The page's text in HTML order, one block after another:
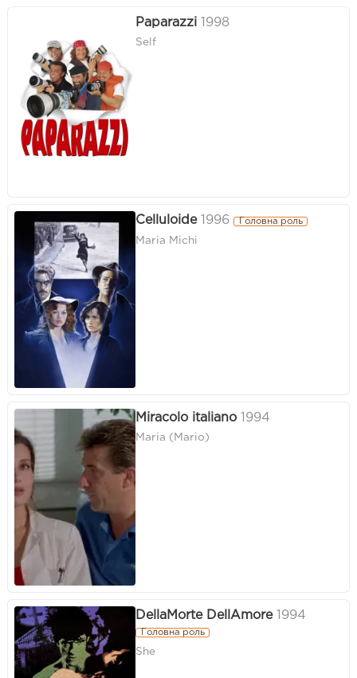
Paparazzi 1998
Self
Celluloide 1996 Головна роль
Maria Michi
Miracolo italiano 1994
Maria (Mario)
DellaMorte DellAmore 1994
Головна роль
She